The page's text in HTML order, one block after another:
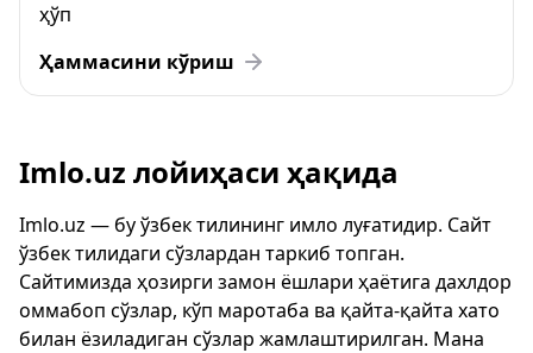
ҳўп
Ҳаммасини кўриш
Imlo.uz лойиҳаси ҳақида
Imlo.uz — бу ўзбек тилининг имло луғатидир. Сайт
ўзбек тилидаги сўзлардан таркиб топган.
Сайтимизда ҳозирги замон ёшлари ҳаётига дахлдор
оммабоп сўзлар, кўп маротаба ва қайта-қайта хато
билан ёзиладиган сўзлар жамлаштирилган. Мана